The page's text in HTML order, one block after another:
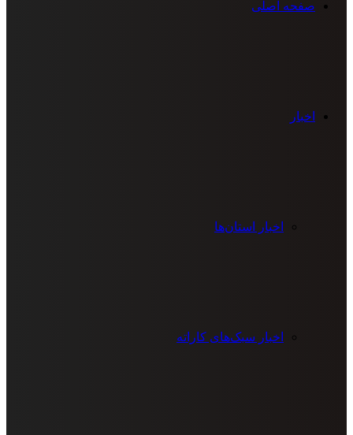
صفحه اصلی
اخبار
اخبار استان‌ها
اخبار سبک‌های کاراته